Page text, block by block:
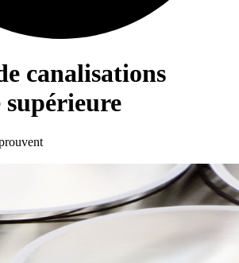
canalisations